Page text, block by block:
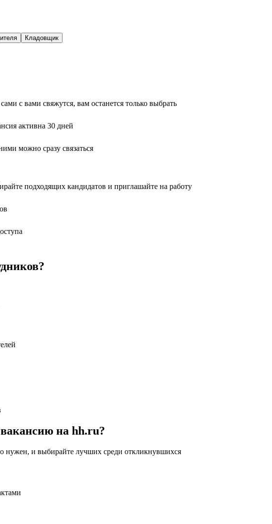
Кладовщик
с вами свяжутся, вам останется только выбрать
активна 30 дней
можно сразу связаться
подходящих кандидатов и приглашайте на работу
на hh.ru?
и выбирайте лучших среди откликнувшихся